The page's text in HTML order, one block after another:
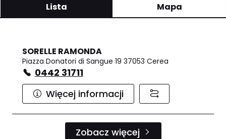
Lista Mapa
SORELLE RAMONDA
Piazza Donatori di Sangue 19 37053 Cerea
0442 31711
Więcej informacji
Zobacz więcej